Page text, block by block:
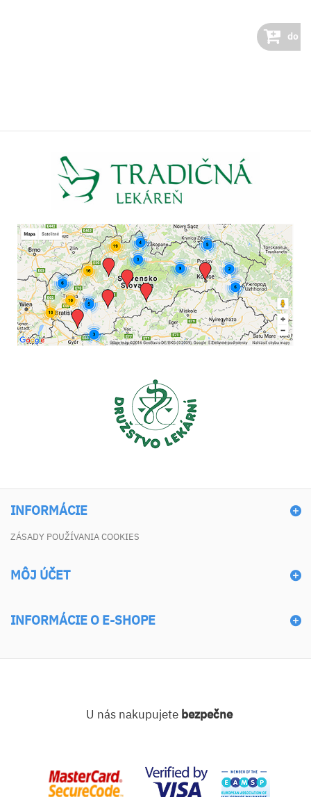
do
INFORMÁCIE
ZÁSADY POUŽÍVANIA COOKIES
MÔJ ÚČET
INFORMÁCIE O E-SHOPE
U nás nakupujete bezpečne